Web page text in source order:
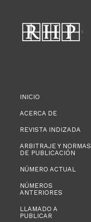
INICIO
ACERCA DE
REVISTA INDIZADA
ARBITRAJE Y NORMAS
DE PUBLICACIÓN
NÚMERO ACTUAL
NÚMEROS
ANTERIORES
LLAMADO A
PUBLICAR